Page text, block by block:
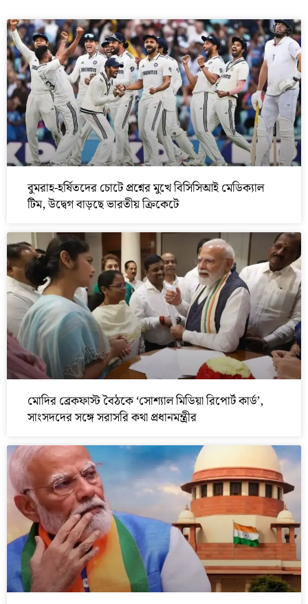
বুমরাহ-হর্ষিতদের চোটে প্রশ্নের মুখে বিসিসিআই মেডিক্যাল
টিম, উদ্বেগ বাড়ছে ভারতীয় ক্রিকেটে
মোদির ব্রেকফাস্ট বৈঠকে ‘সোশ্যাল মিডিয়া রিপোর্ট কার্ড’,
সাংসদদের সঙ্গে সরাসরি কথা প্রধানমন্ত্রীর